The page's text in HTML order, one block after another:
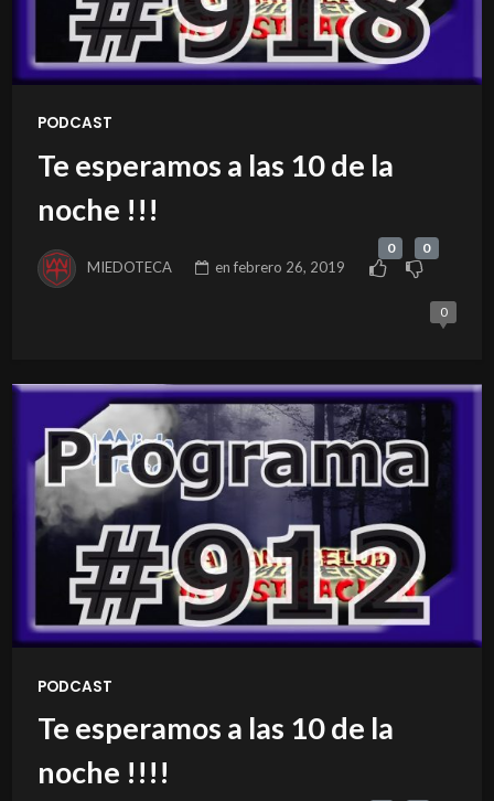
PODCAST
Te esperamos a las 10 de la
noche !!!
MIEDOTECA enfebrero 26, 2019
0 0
0
PODCAST
Te esperamos a las 10 de la
noche !!!!